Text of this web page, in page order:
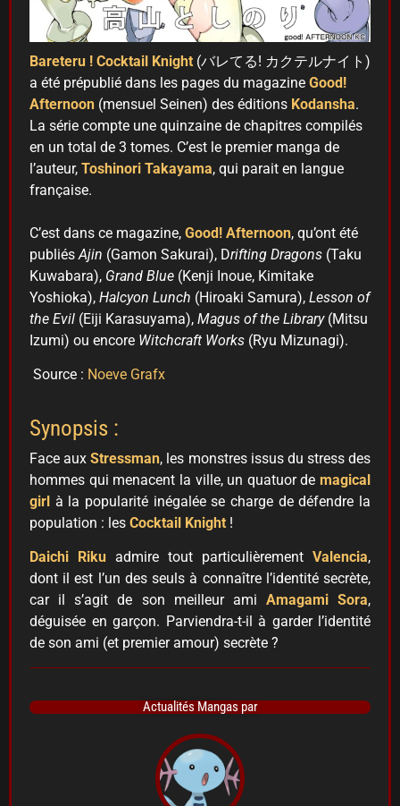
Bareteru ! Cocktail Knight (バレてる! カクテルナイト)
a été prépublié dans les pages du magazine Good!
Afternoon (mensuel Seinen) des éditions Kodansha.
La série compte une quinzaine de chapitres compilés
en un total de 3 tomes. C’est le premier manga de
l’auteur, Toshinori Takayama, qui parait en langue
française.
C’est dans ce magazine, Good! Afternoon, qu’ont été
publiésAjin (Gamon Sakurai), Drifting Dragons (Taku
Kuwabara), Grand Blue (Kenji Inoue, Kimitake
Yoshioka), Halcyon Lunch (Hiroaki Samura), Lesson of
the Evil (Eiji Karasuyama), Magus of the Library(Mitsu
Izumi) ou encore Witchcraft Works (Ryu Mizunagi).
Source : Noeve Grafx
Synopsis :
Face auxStressman, les monstres issus du stress des
hommes qui menacent la ville, un quatuor de magical
girl à la popularité inégalée se charge de défendre la
population : les Cocktail Knight !
Daichi Riku admire tout particulièrement Valencia,
dont il est l’un des seuls à connaître l’identité secrète,
car il s’agit de son meilleur ami Amagami Sora,
déguisée en garçon. Parviendra-t-il à garder l’identité
de son ami (et premier amour) secrète ?
Actualités Mangas par